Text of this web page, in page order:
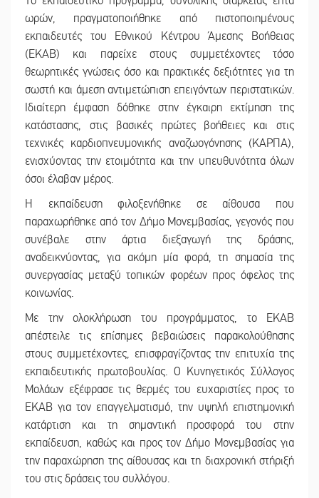
ωρών, πραγματοποιήθηκε από πιστοποιημένους
εκπαιδευτές του Εθνικού Κέντρου Άμεσης Βοήθειας
(ΕΚΑΒ) και παρείχε στους συμμετέχοντες τόσο
θεωρητικές γνώσεις όσο και πρακτικές δεξιότητες για τη
σωστή και άμεση αντιμετώπιση επειγόντων περιστατικών.
Ιδιαίτερη έμφαση δόθηκε στην έγκαιρη εκτίμηση της
κατάστασης, στις βασικές πρώτες βοήθειες και στις
τεχνικές καρδιοπνευμονικής αναζωογόνησης (ΚΑΡΠΑ),
ενισχύοντας την ετοιμότητα και την υπευθυνότητα όλων
όσοι έλαβαν μέρος.
Η εκπαίδευση φιλοξενήθηκε σε αίθουσα που
παραχωρήθηκε από τον Δήμο Μονεμβασίας, γεγονός που
συνέβαλε στην άρτια διεξαγωγή της δράσης,
αναδεικνύοντας, για ακόμη μία φορά, τη σημασία της
συνεργασίας μεταξύ τοπικών φορέων προς όφελος της
κοινωνίας.
Με την ολοκλήρωση του προγράμματος, το ΕΚΑΒ
απέστειλε τις επίσημες βεβαιώσεις παρακολούθησης
στους συμμετέχοντες, επισφραγίζοντας την επιτυχία της
εκπαιδευτικής πρωτοβουλίας. Ο Κυνηγετικός Σύλλογος
Μολάων εξέφρασε τις θερμές του ευχαριστίες προς το
ΕΚΑΒ για τον επαγγελματισμό, την υψηλή επιστημονική
κατάρτιση και τη σημαντική προσφορά του στην
εκπαίδευση, καθώς και προς τον Δήμο Μονεμβασίας για
την παραχώρηση της αίθουσας και τη διαχρονική στήριξή
του στις δράσεις του συλλόγου.